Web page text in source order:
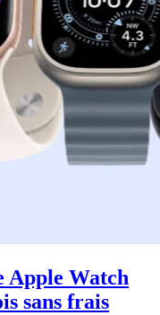
Apple Watch
sans frais